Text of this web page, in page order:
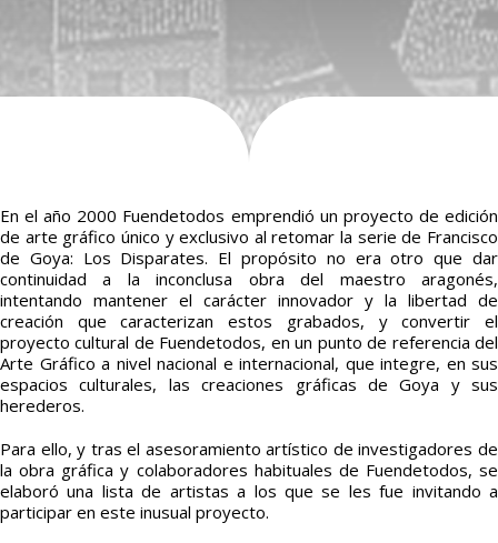
En el año 2000 Fuendetodos emprendió un proyecto de edición
de arte gráfico único y exclusivo al retomar la serie de Francisco
de Goya: Los Disparates. El propósito no era otro que dar
continuidad a la inconclusa obra del maestro aragonés,
intentando mantener el carácter innovador y la libertad de
creación que caracterizan estos grabados, y convertir el
proyecto cultural de Fuendetodos, en un punto de referencia del
Arte Gráfico a nivel nacional e internacional, que integre, en sus
espacios culturales, las creaciones gráficas de Goya y sus
herederos.
Para ello, y tras el asesoramiento artístico de investigadores de
la obra gráfica y colaboradores habituales de Fuendetodos, se
elaboró una lista de artistas a los que se les fue invitando a
participar en este inusual proyecto.